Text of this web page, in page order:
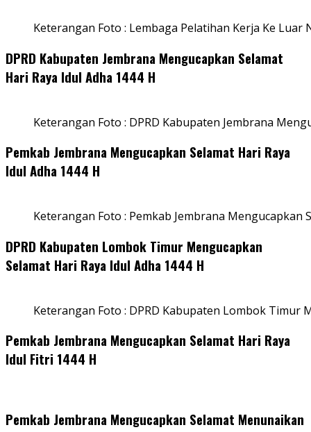
Keterangan Foto : Lembaga Pelatihan Kerja Ke Luar
DPRD Kabupaten Jembrana Mengucapkan Selamat
Hari Raya Idul Adha 1444 H
Keterangan Foto : DPRD Kabupaten Jembrana
Pemkab Jembrana Mengucapkan Selamat Hari Raya
Idul Adha 1444 H
Keterangan Foto : Pemkab Jembrana Mengucapkan
DPRD Kabupaten Lombok Timur Mengucapkan
Selamat Hari Raya Idul Adha 1444 H
Keterangan Foto : DPRD Kabupaten Lombok Timur
Pemkab Jembrana Mengucapkan Selamat Hari Raya
Idul Fitri 1444 H
Pemkab Jembrana Mengucapkan Selamat Menunaikan